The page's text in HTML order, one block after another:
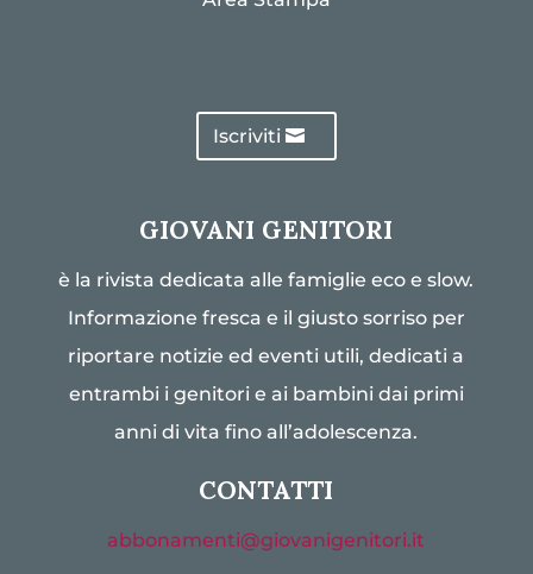
Iscriviti
GIOVANI GENITORI
è la rivista dedicata alle famiglie eco e slow.
Informazione fresca e il giusto sorriso per
riportare notizie ed eventi utili, dedicati a
entrambi i genitori e ai bambini dai primi
anni di vita fino all’adolescenza.
CONTATTI
abbonamenti@giovanigenitori.it